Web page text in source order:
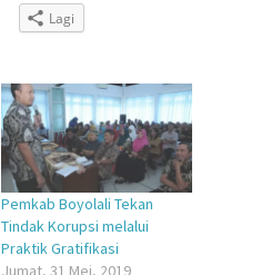
Lagi
Pemkab Boyolali Tekan
Tindak Korupsi melalui
Praktik Gratifikasi
Jumat, 31 Mei, 2019